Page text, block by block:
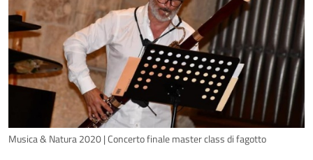
Musica & Natura 2020 | Concerto finale master class di fagotto